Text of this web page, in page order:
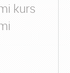
kurs